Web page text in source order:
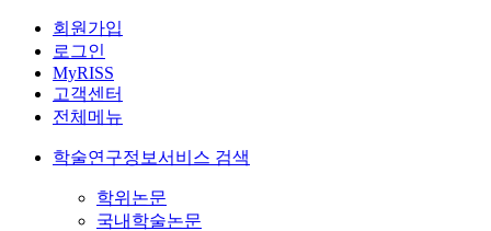
회원가입
로그인
MyRISS
고객센터
전체메뉴
학술연구정보서비스 검색
학위논문
국내학술논문